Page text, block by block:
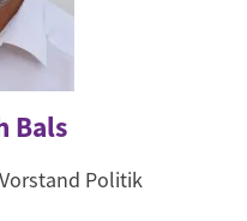
Bals
Politik